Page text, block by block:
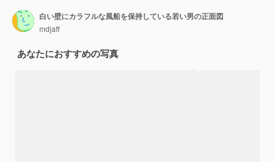
白い壁にカラフルな風船を保持している若い男の正面図
mdjaff
あなたにおすすめの写真